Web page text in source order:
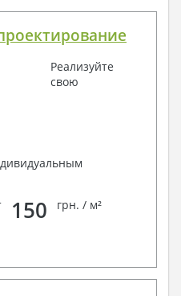
Реализуйте
свою
150 грн. / м²